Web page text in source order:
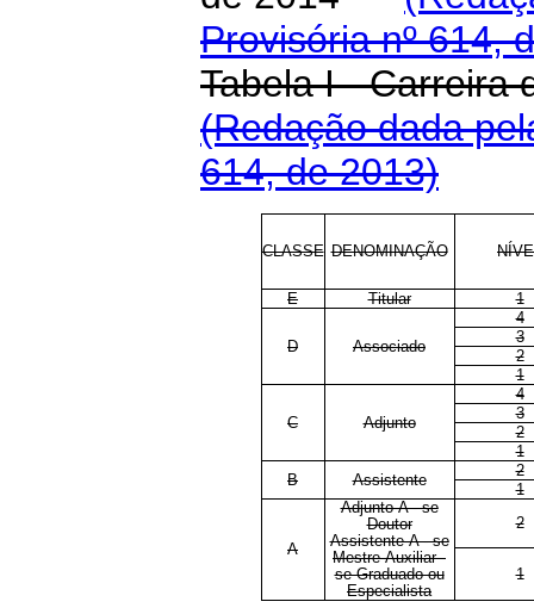
Provisória nº 614,
Tabela I - Carreira
(Redação dada
614, de 2013)
CLASSE DENOMINAÇÃO
E Titular 1
D Associado
4
3
2
1
C Adjunto
4
3
2
1
B
Assistente
2
1
A
Adjunto-A - se
Doutor
Assistente-A - se
Mestre Auxiliar -
se Graduado ou
Especialista
2
1